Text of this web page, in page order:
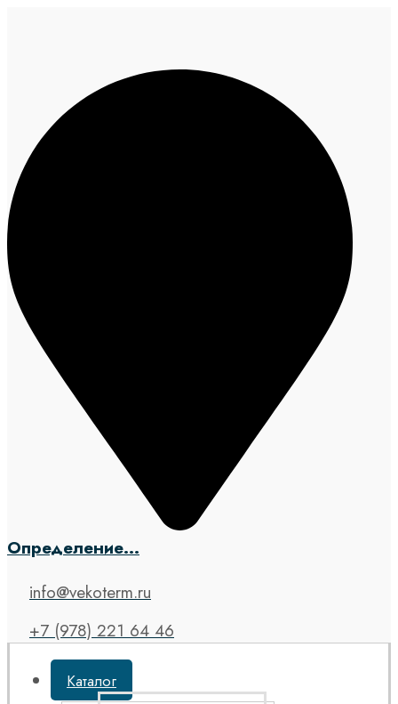
Определение...
info@vekoterm.ru
+7 (978) 221 64 46
Каталог